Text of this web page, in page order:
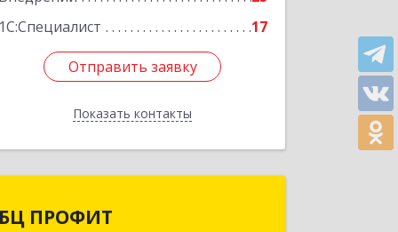
1С:Специалист
17
Отправить заявку
Показать контакты
Отправить заявку
Назад
БЦ ПРОФИТ